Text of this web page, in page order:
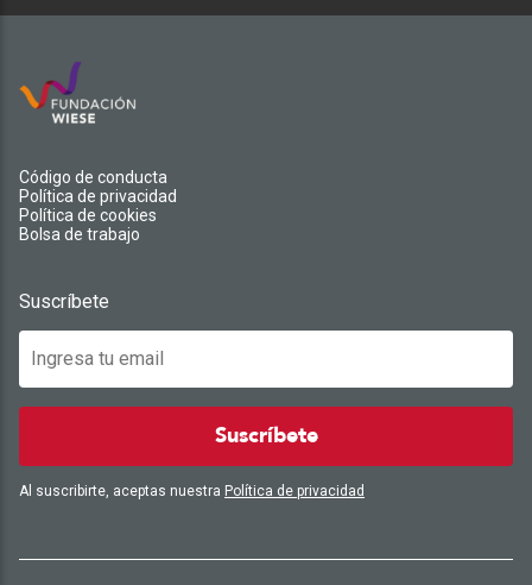
Código de conducta
Política de privacidad
Política de cookies
Bolsa de trabajo
Suscríbete
Suscríbete
Al suscribirte, aceptas nuestra Política de privacidad